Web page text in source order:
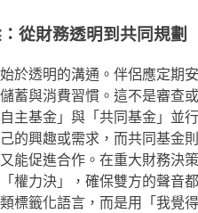
從財務透明到共同規劃
於透明的溝通。伴侶應定期
蓄與消費習慣。這不是審查
主基金」與「共同基金」
的興趣或需求，而共同基金
能促進合作。在重大財務決
「權力決」，確保雙方的聲音
類標籤化語言，而是用「我